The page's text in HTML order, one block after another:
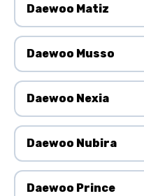
Daewoo Matiz
Daewoo Musso
Daewoo Nexia
Daewoo Nubira
Daewoo Prince